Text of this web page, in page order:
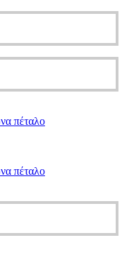
πέταλο
πέταλο